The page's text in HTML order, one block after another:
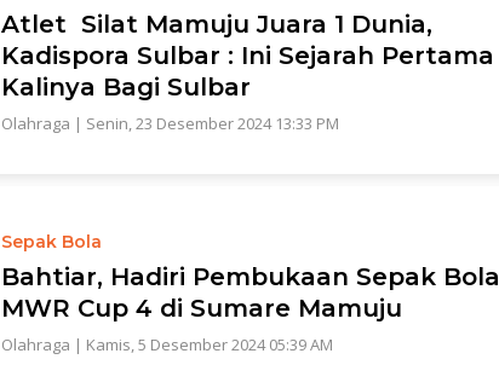
Atlet Silat Mamuju Juara 1 Dunia,
Kadispora Sulbar : Ini Sejarah Pertama
Kalinya Bagi Sulbar
Olahraga | Senin, 23 Desember 2024 13:33 PM
Sepak Bola
Bahtiar, Hadiri Pembukaan Sepak Bola
MWR Cup 4 di Sumare Mamuju
Olahraga | Kamis, 5 Desember 2024 05:39 AM